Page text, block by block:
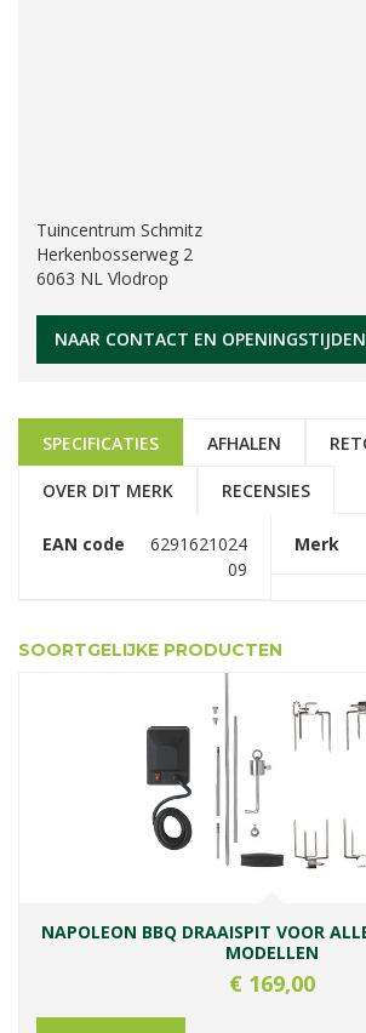
Tuincentrum Schmitz
Herkenbosserweg 2
6063 NL Vlodrop
NAAR CONTACT EN OPENINGSTIJDEN
SPECIFICATIES AFHALEN
OVER DIT MERK RECENSIES
EAN code
6291621024
09
Merk
SOORTGELIJKE PRODUCTEN
NAPOLEON BBQ DRAAISPIT VOOR
MODELLEN
€ 169,00